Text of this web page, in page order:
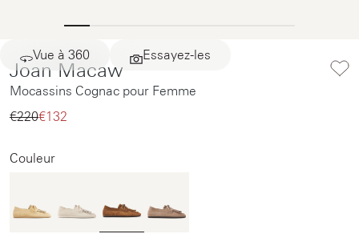
Vue à 360 Essayez-les
Joan Macaw
Mocassins Cognac pour Femme
€220‌€132‌
Couleur